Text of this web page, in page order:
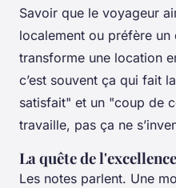
Savoir que le voyageur
localement ou préfère un
transforme une location
c’est souvent ça qui fait
satisfait" et un "coup de
travaille, pas ça ne
La quête de
Les notes parlent. Une